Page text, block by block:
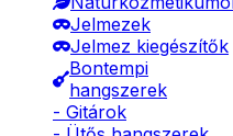
Jelmezek
Jelmez kiegészítők
Bontempi
hangszerek
- Gitárok